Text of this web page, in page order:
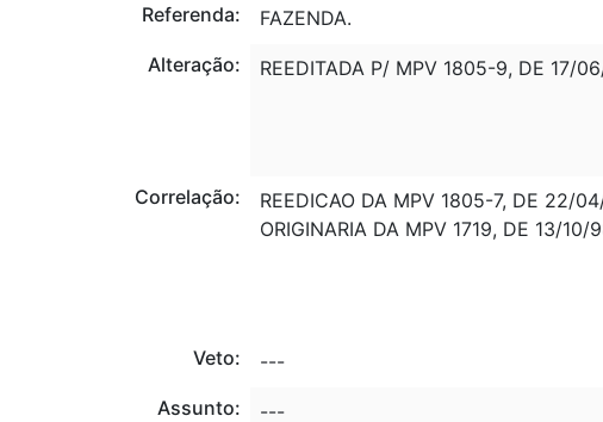
Referenda:
FAZENDA.
Alteração:
REEDITADA P/ MPV 1805-9, DE 17/
Correlação:
REEDICAO DA MPV 1805-7, DE 22/
ORIGINARIA DA MPV 1719, DE 13/10/
Veto:
---
Assunto:
---